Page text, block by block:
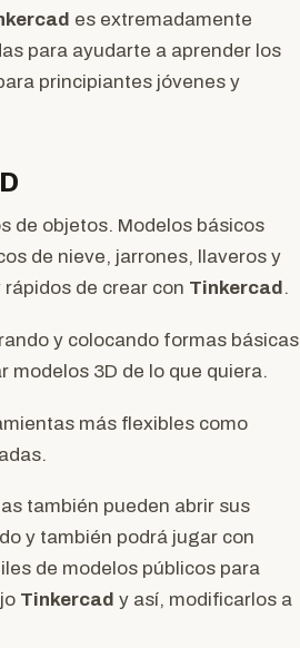
es extremadamente
para ayudarte a aprender los
principiantes jóvenes y
de objetos. Modelos básicos
de nieve, jarrones, llaveros y
de crear con Tinkercad.
y colocando formas básicas
modelos 3D de lo que quiera.
más flexibles como
también pueden abrir sus
y también podrá jugar con
de modelos públicos para
Tinkercad y así, modificarlos a